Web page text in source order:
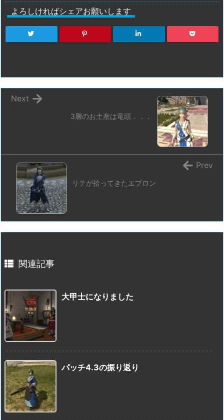
よろしければシェアお願いします
3層のお土産は竜頭．．．
Next
リテが拾ってきたエプロン
Prev
関連記事
大甲士になりました
パッチ4.3の振り返り